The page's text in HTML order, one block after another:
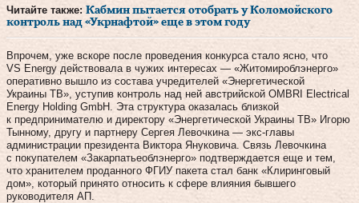
Читайте также: Кабмин пытается отобрать у Коломойского
контроль над «Укрнафтой» еще в этом году
Впрочем, уже вскоре после проведения конкурса стало ясно, что
VS Energy действовала в чужих интересах — «Житомироблэнерго»
оперативно вышло из состава учредителей «Энергетической
Украины ТВ», уступив контроль над ней австрийской OMBRI Electrical
Ener­gy Holding GmbH. Эта структура оказалась близкой
к предпринимателю и директору «Энергетической Украины ТВ» Игорю
Тынному, другу и партнеру Сергея Левочкина — экс-главы
администрации президента Виктора Януковича. Связь Левочкина
с покупателем «Закарпатье­облэнерго» подтверждается еще и тем,
что хранителем проданного ФГИУ пакета стал банк «Клиринговый
дом», который принято относить к сфере влияния бывшего
руководителя АП.